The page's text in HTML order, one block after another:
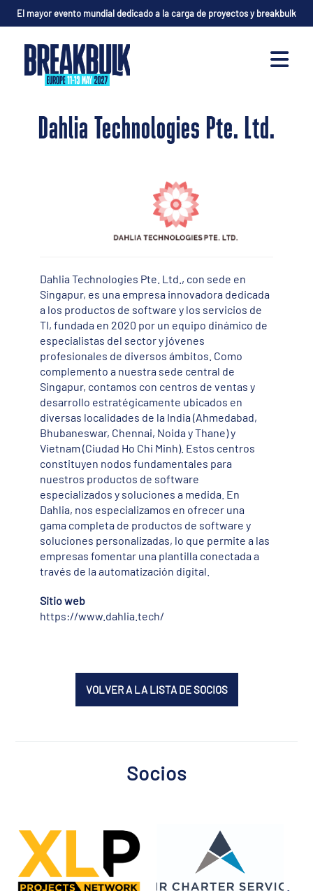
El mayor evento mundial dedicado a la carga de proyectos y breakbulk
Dahlia Technologies Pte. Ltd.
Dahlia Technologies Pte. Ltd., con sede en
Singapur, es una empresa innovadora dedicada
a los productos de software y los servicios de
TI, fundada en 2020 por un equipo dinámico de
especialistas del sector y jóvenes
profesionales de diversos ámbitos. Como
complemento a nuestra sede central de
Singapur, contamos con centros de ventas y
desarrollo estratégicamente ubicados en
diversas localidades de la India (Ahmedabad,
Bhubaneswar, Chennai, Noida y Thane) y
Vietnam (Ciudad Ho Chi Minh). Estos centros
constituyen nodos fundamentales para
nuestros productos de software
especializados y soluciones a medida. En
Dahlia, nos especializamos en ofrecer una
gama completa de productos de software y
soluciones personalizadas, lo que permite a las
empresas fomentar una plantilla conectada a
través de la automatización digital.
Sitio web
https://www.dahlia.tech/
VOLVER A LA LISTA DE SOCIOS
Socios